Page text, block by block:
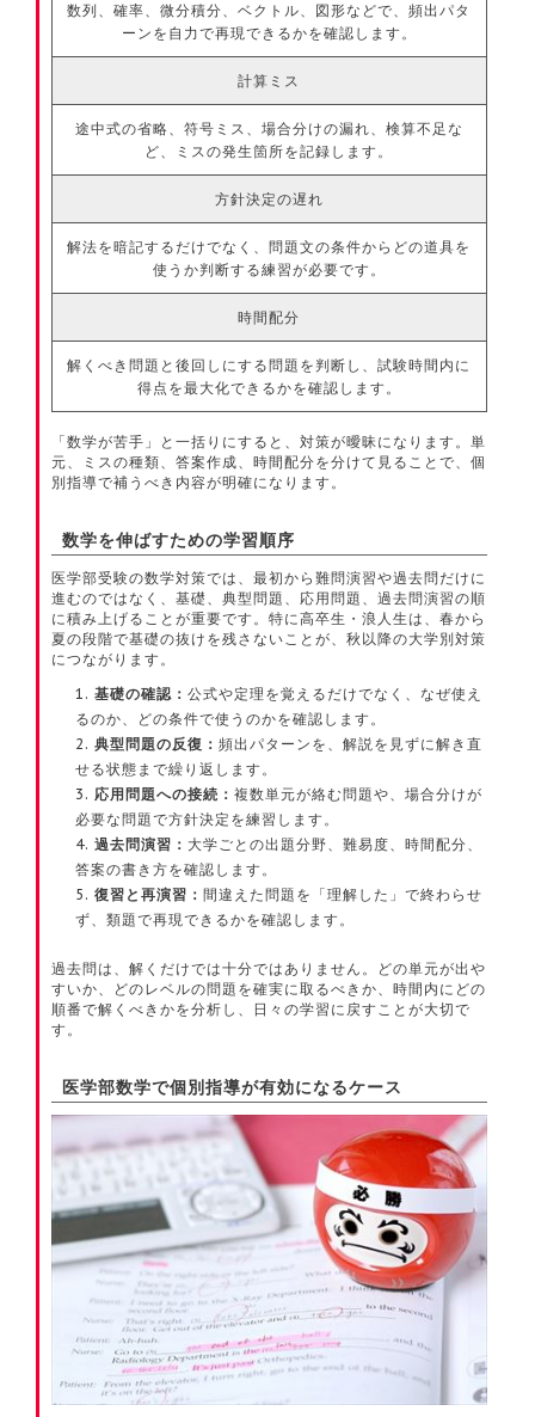
数列、確率、微分積分、ベクトル、図形などで、頻出パタ
ーンを自力で再現できるかを確認します。
計算ミス
途中式の省略、符号ミス、場合分けの漏れ、検算不足な
ど、ミスの発生箇所を記録します。
方針決定の遅れ
解法を暗記するだけでなく、問題文の条件からどの道具を
使うか判断する練習が必要です。
時間配分
解くべき問題と後回しにする問題を判断し、試験時間内に
得点を最大化できるかを確認します。
「数学が苦手」と一括りにすると、対策が曖昧になります。単
元、ミスの種類、答案作成、時間配分を分けて見ることで、個
別指導で補うべき内容が明確になります。
数学を伸ばすための学習順序
医学部受験の数学対策では、最初から難問演習や過去問だけに
進むのではなく、基礎、典型問題、応用問題、過去問演習の順
に積み上げることが重要です。特に高卒生・浪人生は、春から
夏の段階で基礎の抜けを残さないことが、秋以降の大学別対策
につながります。
基礎の確認：公式や定理を覚えるだけでなく、なぜ使え
るのか、どの条件で使うのかを確認します。
典型問題の反復：頻出パターンを、解説を見ずに解き直
せる状態まで繰り返します。
応用問題への接続：複数単元が絡む問題や、場合分けが
必要な問題で方針決定を練習します。
過去問演習： 大学ごとの出題分野、難易度、時間配分、
答案の書き方を確認します。
復習と再演習：間違えた問題を「理解した」で終わらせ
ず、類題で再現できるかを確認します。
過去問は、解くだけでは十分ではありません。どの単元が出や
すいか、どのレベルの問題を確実に取るべきか、時間内にどの
順番で解くべきかを分析し、日々の学習に戻すことが大切で
す。
医学部数学で個別指導が有効になるケース